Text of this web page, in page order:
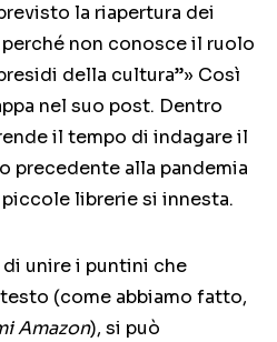
la riapertura dei
non conosce il ruolo
della cultura”» Così
nel suo post. Dentro
il tempo di indagare il
alla pandemia
librerie si innesta.
unire i puntini che
(come abbiamo fatto,
Amazon), si può